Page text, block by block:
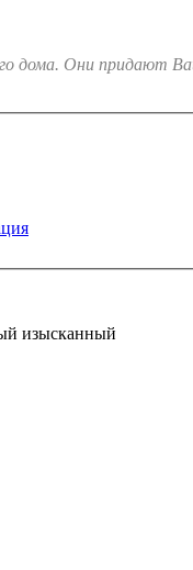
дома. Они придают
изысканный